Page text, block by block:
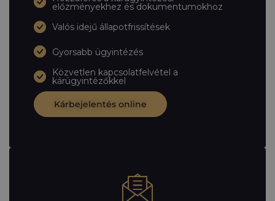
előzményekhez és dokumentumokhoz
Valós idejű állapotfrissítések
Gyorsabb ügyintézés
Közvetlen kapcsolatfelvétel a
kárügyintézőkkel
Kárbejelentés online